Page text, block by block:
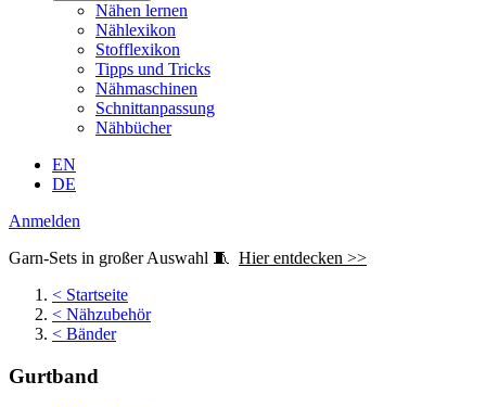
Nähen lernen
Nählexikon
Stofflexikon
Tipps und Tricks
Nähmaschinen
Schnittanpassung
Nähbücher
EN
DE
Anmelden
Garn-Sets in großer Auswahl 🧵 Hier entdecken >>
< Startseite
< Nähzubehör
< Bänder
Gurtband